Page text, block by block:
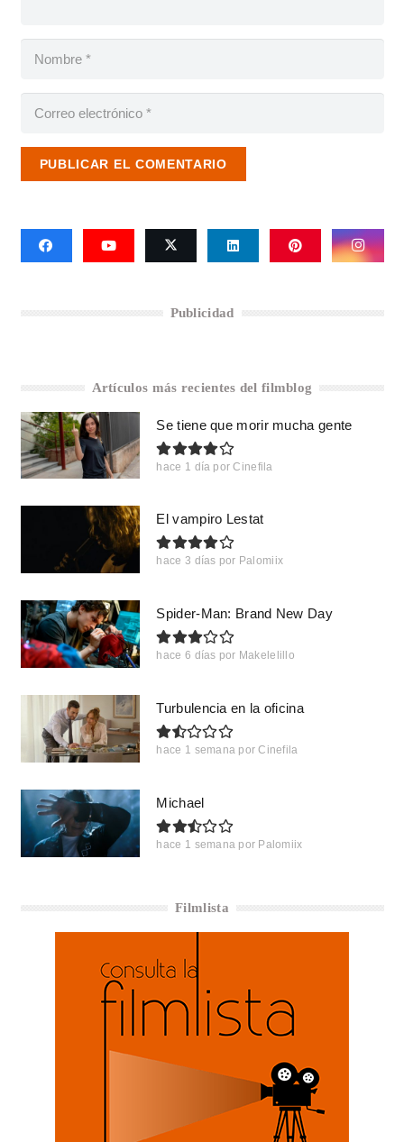
PUBLICAR EL COMENTARIO
Publicidad
Artículos más recientes del filmblog
Se tiene que morir mucha gente
hace 1 día por Cinefila
El vampiro Lestat
hace 3 días por Palomiix
Spider-Man: Brand New Day
hace 6 días por Makelelillo
Turbulencia en la oficina
hace 1 semana por Cinefila
Michael
hace 1 semana por Palomiix
Filmlista